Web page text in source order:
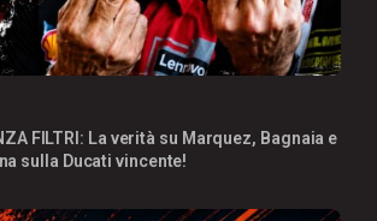
FILTRI: La verità su Marquez, Bagnaia e
sulla Ducati vincente!